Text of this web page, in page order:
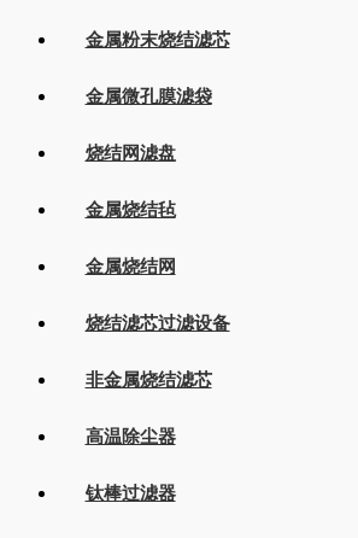
金属粉末烧结滤芯
金属微孔膜滤袋
烧结网滤盘
金属烧结毡
金属烧结网
烧结滤芯过滤设备
非金属烧结滤芯
高温除尘器
钛棒过滤器